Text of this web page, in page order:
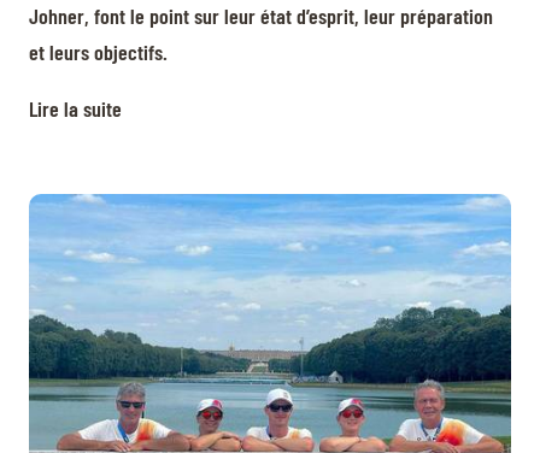
Johner, font le point sur leur état d’esprit, leur préparation
et leurs objectifs.
Lire la suite